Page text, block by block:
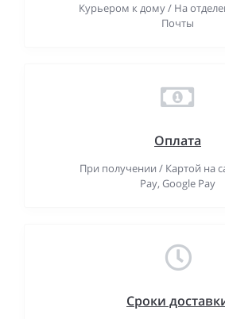
Курьером к дому / На
Почты
Оплата
При получении / Картой на
Pay, Google Pay
Сроки